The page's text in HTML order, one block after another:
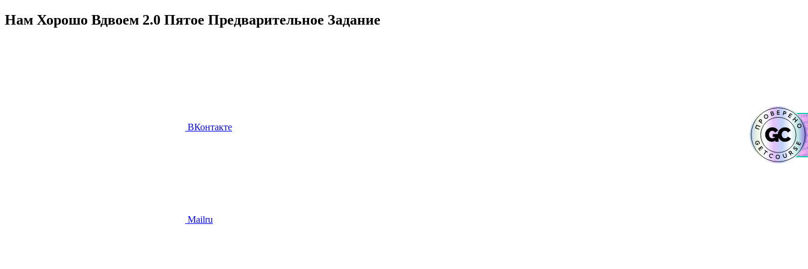
Нам Хорошо Вдвоем 2.0 Пятое Предварительное Задание
ВКонтакте
Mailru